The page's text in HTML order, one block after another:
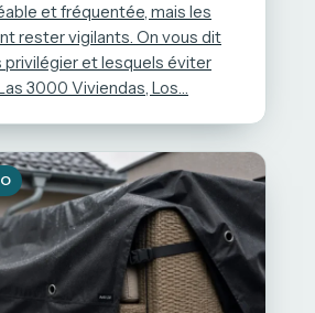
et fréquentée, mais les
rester vigilants. On vous dit
privilégier et lesquels éviter
3000 Viviendas, Los…